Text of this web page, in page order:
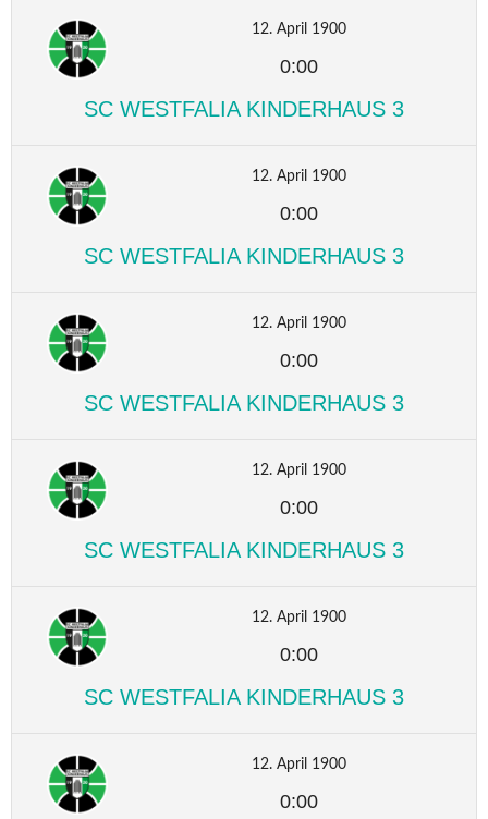
12. April 1900
0:00
SC WESTFALIA KINDERHAUS 3
12. April 1900
0:00
SC WESTFALIA KINDERHAUS 3
12. April 1900
0:00
SC WESTFALIA KINDERHAUS 3
12. April 1900
0:00
SC WESTFALIA KINDERHAUS 3
12. April 1900
0:00
SC WESTFALIA KINDERHAUS 3
12. April 1900
0:00